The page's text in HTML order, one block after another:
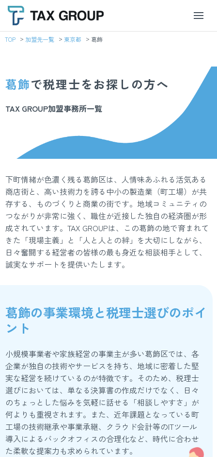
TOP 加盟先一覧 東京都 葛飾
葛飾で税理士をお探しの方へ
TAX GROUP加盟事務所一覧
下町情緒が色濃く残る葛飾区は、人情味あふれる活気ある
商店街と、高い技術力を誇る中小の製造業（町工場）が共
存する、ものづくりと商業の街です。地域コミュニティの
つながりが非常に強く、職住が近接した独自の経済圏が形
成されています。TAX GROUPは、この葛飾の地で育まれて
きた「現場主義」と「人と人との絆」を大切にしながら、
日々奮闘する経営者の皆様の最も身近な相談相手として、
誠実なサポートを提供いたします。
葛飾の事業環境と税理士選びのポイ
ント
小規模事業者や家族経営の事業主が多い葛飾区では、各
企業が独自の技術やサービスを持ち、地域に密着した堅
実な経営を続けているのが特徴です。そのため、税理士
選びにおいては、単なる決算書の作成だけでなく、日々
のちょっとした悩みを気軽に話せる「相談しやすさ」が
何よりも重視されます。また、近年課題となっている町
工場の技術継承や事業承継、クラウド会計等のITツール
導入によるバックオフィスの合理化など、時代に合わせ
た柔軟な提案力も求められています。